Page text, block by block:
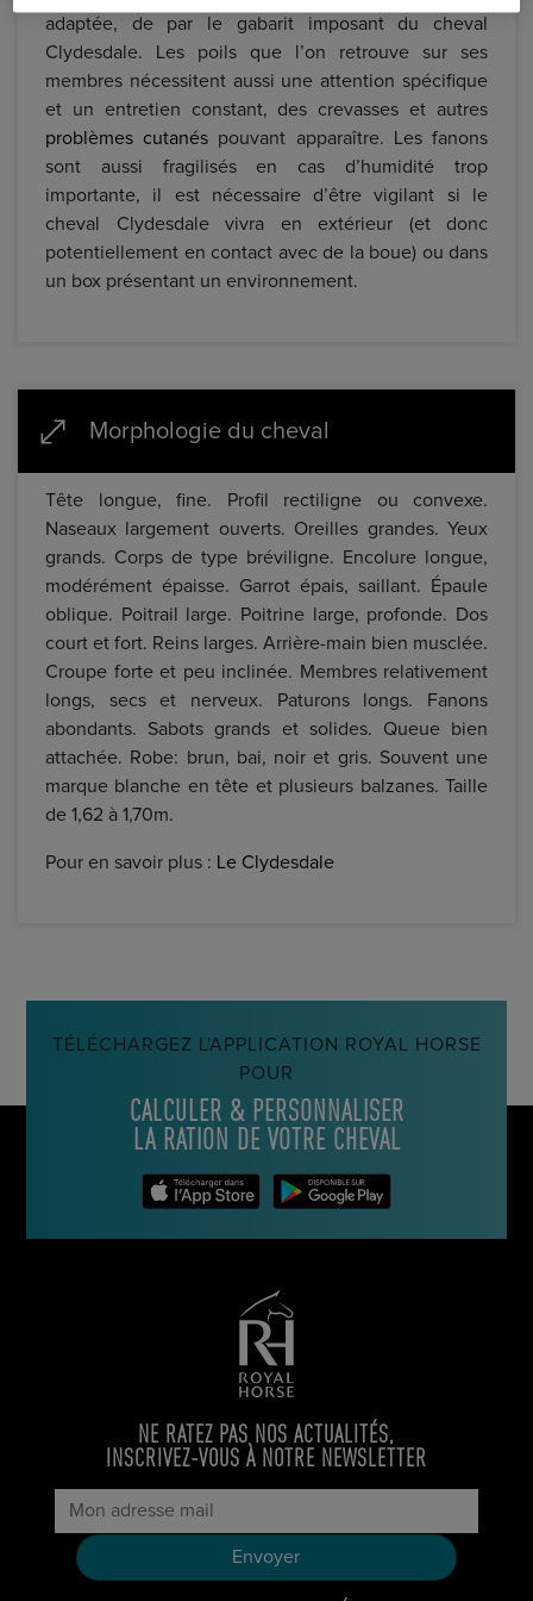
adaptée, de par le gabarit imposant du cheval
Clydesdale. Les poils que l’on retrouve sur ses
membres nécessitent aussi une attention spécifique
et un entretien constant, des crevasses et autres
problèmes cutanés pouvant apparaître. Les fanons
sont aussi fragilisés en cas d’humidité trop
importante, il est nécessaire d’être vigilant si le
cheval Clydesdale vivra en extérieur (et donc
potentiellement en contact avec de la boue) ou dans
un box présentant un environnement.
Morphologie du cheval
Tête longue, fine. Profil rectiligne ou convexe.
Naseaux largement ouverts. Oreilles grandes. Yeux
grands. Corps de type bréviligne. Encolure longue,
modérément épaisse. Garrot épais, saillant. Épaule
oblique. Poitrail large. Poitrine large, profonde. Dos
court et fort. Reins larges. Arrière-main bien musclée.
Croupe forte et peu inclinée. Membres relativement
longs, secs et nerveux. Paturons longs. Fanons
abondants. Sabots grands et solides. Queue bien
attachée. Robe: brun, bai, noir et gris. Souvent une
marque blanche en tête et plusieurs balzanes. Taille
de 1,62 à 1,70m.
Pour en savoir plus : Le Clydesdale
TÉLÉCHARGEZ L'APPLICATION ROYAL HORSE
POUR
CALCULER & PERSONNALISER
LA RATION DE VOTRE CHEVAL
NE RATEZ PAS NOS ACTUALITÉS,
INSCRIVEZ-VOUS À NOTRE NEWSLETTER